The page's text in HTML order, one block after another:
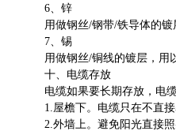
6、锌
用做钢丝/钢带/铁导体的镀
7、锡
用做钢丝/铜线的镀层，用以
十、电缆存放
电缆如果要长期存放，电缆
1.屋檐下。电缆只在不直接
2.外墙上。避免阳光直接照